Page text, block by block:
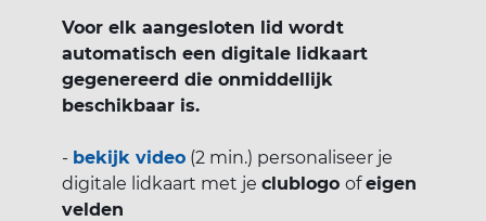
Voor elk aangesloten lid wordt
automatisch een digitale lidkaart
gegenereerd die onmiddellijk
beschikbaar is.
- bekijk video(2 min.) personaliseer je
digitale lidkaart met je clublogo ofeigen
velden